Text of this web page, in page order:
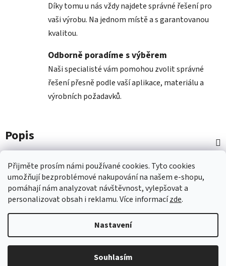
Přijměte prosím námi používané cookies. Tytocookies
umožňujíbezproblémové nakupování na našem e-shopu,
pomáhají námanalyzovat návštěvnost,vylepšovat a
personalizovatobsah i reklamu.Více informacízde.
Nastavení
Souhlasím
Díky tomu u nás vždy najdete správné řešení pro
vaši výrobu. Na jednom místě a s garantovanou
kvalitou.
Odborně poradíme s výběrem
Naši specialisté vám pomohou zvolit správné
řešení přesně podle vaší aplikace, materiálu a
výrobních požadavků.
Popis
Diskuze
Vytvořil Shoptet
Nástroje COMAGRAV